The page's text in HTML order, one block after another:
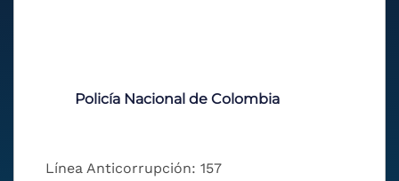
Policía Nacional de Colombia
Línea Anticorrupción: 157